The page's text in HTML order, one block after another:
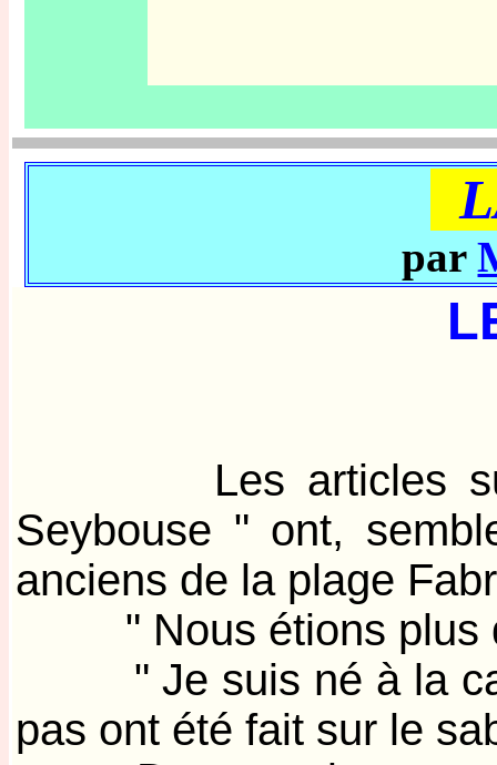
par
Les articles sur
Seybouse " ont,
anciens de la plage
" Nous étions plus
" Je suis né à la
pas ont été fait sur le